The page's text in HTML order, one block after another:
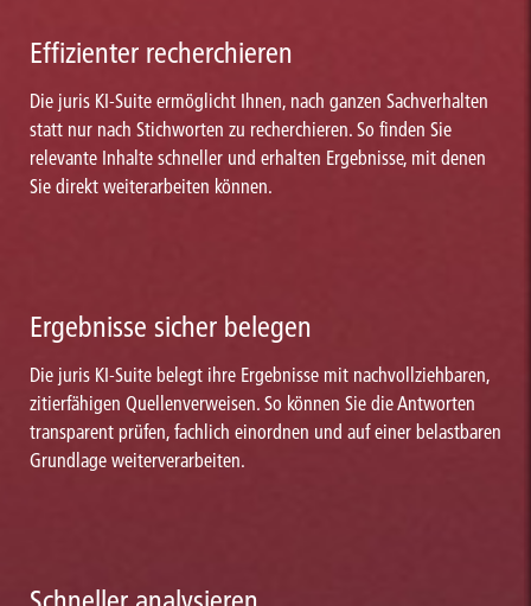
Effizienter recherchieren
Die juris KI-Suite ermöglicht Ihnen, nach ganzen Sachverhalten
statt nur nach Stichworten zu recherchieren. So finden Sie
relevante Inhalte schneller und erhalten Ergebnisse, mit denen
Sie direkt weiterarbeiten können.
Ergebnisse sicher belegen
Die juris KI-Suite belegt ihre Ergebnisse mit nachvollziehbaren,
zitierfähigen Quellenverweisen. So können Sie die Antworten
transparent prüfen, fachlich einordnen und auf einer belastbaren
Grundlage weiterverarbeiten.